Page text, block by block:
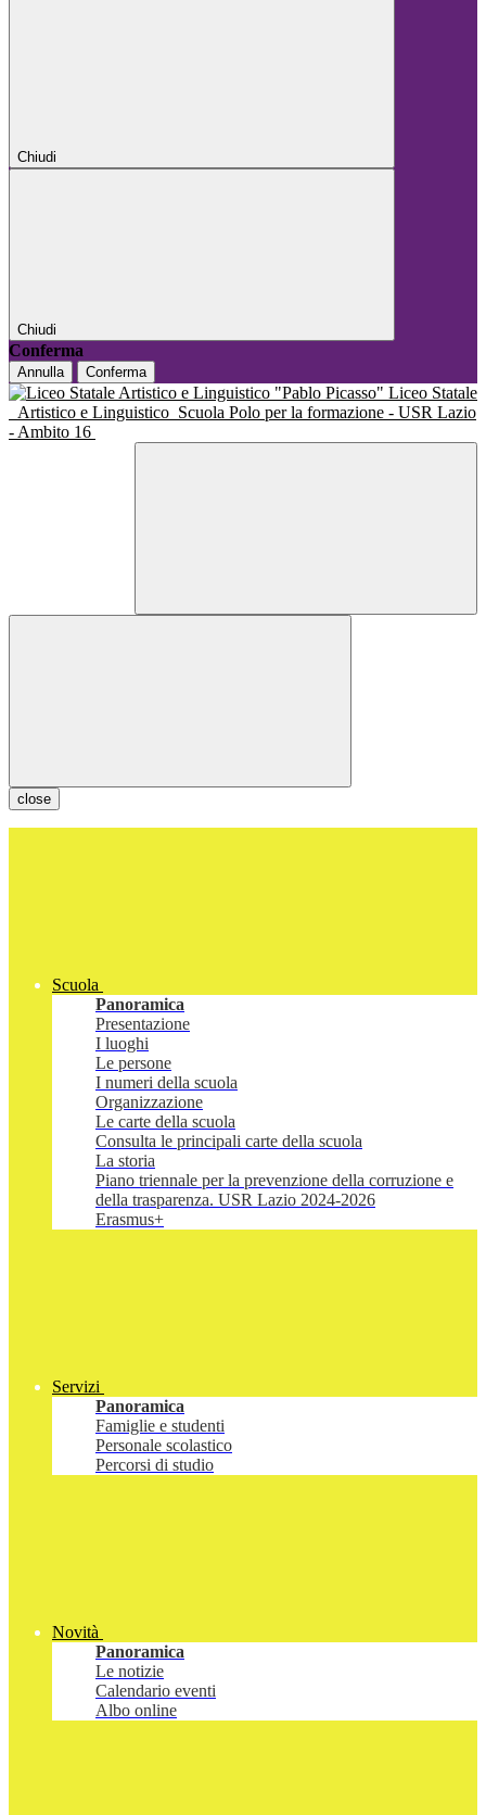
Chiudi
Chiudi
Conferma
Annulla Conferma
Liceo Statale
Artistico e Linguistico Scuola Polo per la formazione - USR Lazio
- Ambito 16
close
Scuola
Panoramica
Presentazione
I luoghi
Le persone
I numeri della scuola
Organizzazione
Le carte della scuola
Consulta le principali carte della scuola
La storia
Piano triennale per la prevenzione della corruzione e
della trasparenza. USR Lazio 2024-2026
Erasmus+
Servizi
Panoramica
Famiglie e studenti
Personale scolastico
Percorsi di studio
Novità
Panoramica
Le notizie
Calendario eventi
Albo online